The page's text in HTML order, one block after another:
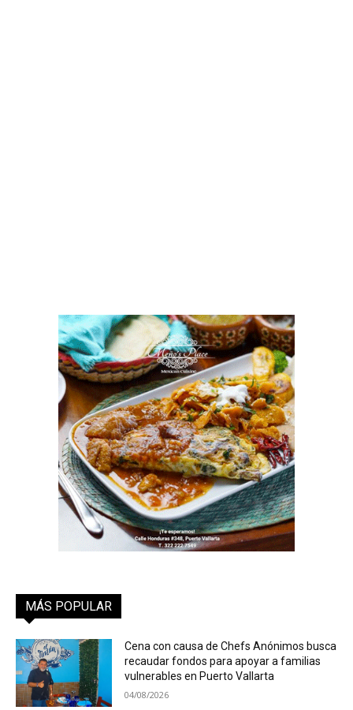
MÁS POPULAR
Cena con causa de Chefs Anónimos busca
recaudar fondos para apoyar a familias
vulnerables en Puerto Vallarta
04/08/2026